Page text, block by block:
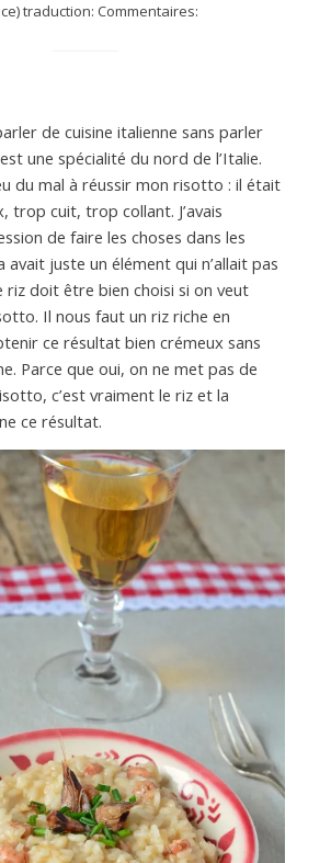
traduction: Commentaires:
de cuisine italienne sans parler
une spécialité du nord de l’Italie.
du mal à réussir mon risotto : il était
trop cuit, trop collant. J’avais
de faire les choses dans les
avait juste un élément qui n’allait pas
riz doit être bien choisi si on veut
Il nous faut un riz riche en
ce résultat bien crémeux sans
Parce que oui, on ne met pas de
c’est vraiment le riz et la
ce résultat.